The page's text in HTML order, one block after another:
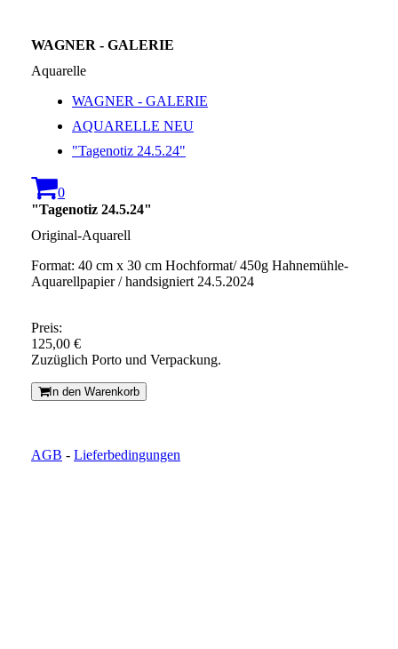
WAGNER - GALERIE
Aquarelle
WAGNER - GALERIE
AQUARELLE NEU
"Tagenotiz 24.5.24"
0
"Tagenotiz 24.5.24"
Original-Aquarell
Format: 40 cm x 30 cm Hochformat/ 450g Hahnemühle-
Aquarellpapier / handsigniert 24.5.2024
Preis:
125,00 €
Zuzüglich Porto und Verpackung.
In den Warenkorb
AGB - Lieferbedingungen